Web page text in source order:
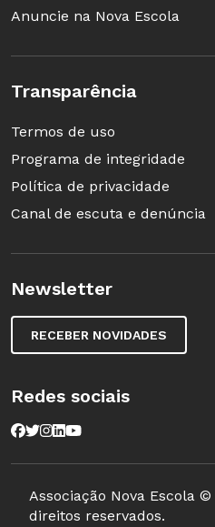
Anuncie na Nova Escola
Transparência
Termos de uso
Programa de integridade
Política de privacidade
Canal de escuta e denúncia
Newsletter
RECEBER NOVIDADES
Redes sociais
Associação Nova Escola
direitos reservados.